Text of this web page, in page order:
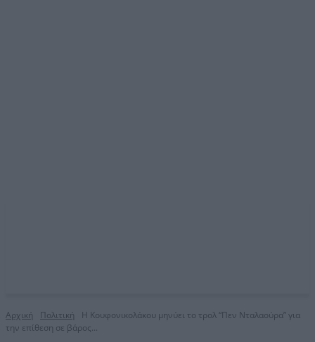
Αρχική Πολιτική
H Κουφονικολάκου μηνύει το τρολ “Πεν Νταλαούρα” για
την επίθεση σε βάρος...